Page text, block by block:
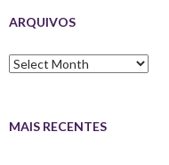
ARQUIVOS
Arquivos
MAIS RECENTES